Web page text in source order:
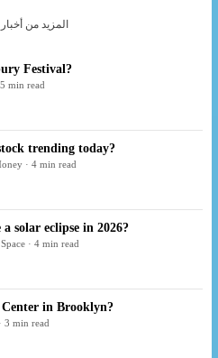
المزيد من
Festival?
min read
trending today?
· 4 min read
solar eclipse in 2026?
· 4 min read
in Brooklyn?
3 min read